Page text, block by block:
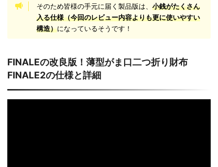
そのため皆様の手元に届く製品版は、小銭がたくさん
入る仕様（今回のレビュー内容よりも更に使いやすい
構造）になっているそうです！
FINALEの改良版！薄型がま口二つ折り財布
FINALE2の仕様と詳細